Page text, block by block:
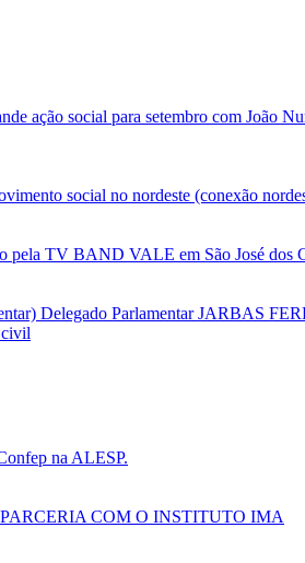
ação social para setembro com João
social no nordeste (conexão
TV BAND VALE em São José dos
Delegado Parlamentar JARBAS
civil
na ALESP.
COM O INSTITUTO IMA